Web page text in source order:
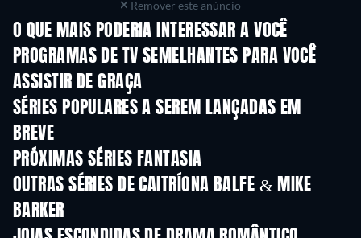
Remover este anúncio
O QUE MAIS PODERIA INTERESSAR A VOCÊ
Série Série
PROGRAMAS DE TV SEMELHANTES PARA VOCÊ
ASSISTIR DE GRAÇA
Série
SÉRIES POPULARES A SEREM LANÇADAS EM
BREVE
PRÓXIMAS SÉRIES FANTASIA
Temporada 2 Temporada 1
OUTRAS SÉRIES DE CAITRÍONA BALFE & MIKE
BARKER